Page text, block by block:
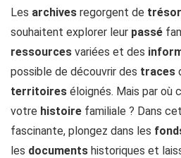
Les archives regorgent de
souhaitent explorer leur passé
ressources variées et des
possible de découvrir des traces
territoires éloignés. Mais par où
votre histoire familiale ? Dans
fascinante, plongez dans les
les documents historiques et